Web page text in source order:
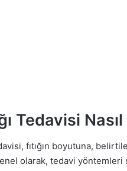
Tedavisi Nasıl
fıtığın boyutuna,
olarak, tedavi yöntemleri